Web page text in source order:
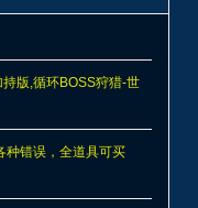
版,循环BOSS狩猎-世
种错误，全道具可买